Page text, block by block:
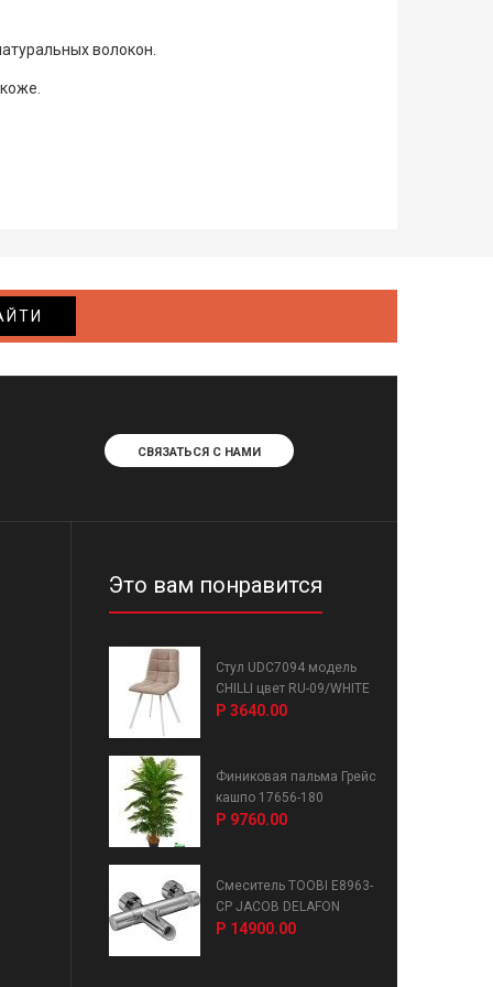
волокон.
СВЯЗАТЬСЯ С НАМИ
Это вам понравится
Стул UDC7094 модель
CHILLI цвет RU-09/WHITE
Р 3640.00
Финиковая пальма Грейс
кашпо 17656-180
Р 9760.00
Смеситель TOOBI E8963-
CP JACOB DELAFON
Р 14900.00